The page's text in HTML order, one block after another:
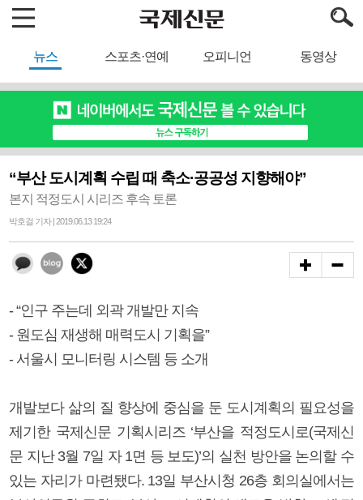
뉴스 스포츠·연예 오피니언 동영상
“부산 도시계획 수립 때 축소·공공성 지향해야”
본지 적정도시 시리즈 후속 토론
박호걸 기자 | 2019.06.13 19:24
- “인구 주는데 외곽 개발만 지속
- 원도심 재생해 매력도시 기획을”
- 서울시 모니터링 시스템 등 소개
개발보다 삶의 질 향상에 중심을 둔 도시계획의 필요성을
제기한 국제신문 기획시리즈 ‘부산을 적정도시로(국제신
문 지난 3월 7일 자 1면 등 보도)’의 실천 방안을 논의할 수
있는 자리가 마련됐다. 13일 부산시청 26층 회의실에서는